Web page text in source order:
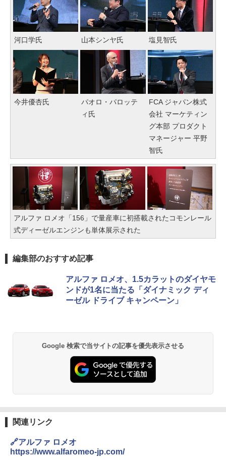
河口学氏 山本シンヤ氏 塩見智氏
今井優杏氏
パオロ・パロッテ
ィ氏
FCA ジャパン株式
会社 マーケティン
グ本部 プロダクト
マネージャー 平野
智氏
アルファ ロメオ「156」で量産車に初搭載されたコモンレール
式ディーゼルエンジンも単体展示された
編集部のおすすめ記事
アルファ ロメオ、1.5カラットのダイヤモ
ンドが1名に当たる「ダイナミック ディ
ーゼル ドライブ キャンペーン」
Google 検索で当サイトの記事を優先表示させる
関連リンク
🔗アルファ ロメオ
https://www.alfaromeo-jp.com/